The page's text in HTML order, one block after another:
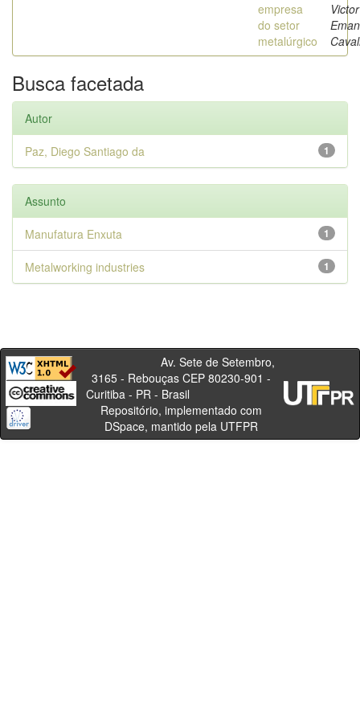
empresa
do setor
metalúrgico
Victor
Busca facetada
Autor
1
Paz, Diego Santiago da
Assunto
1
Manufatura Enxuta
1
Metalworking industries
Av. Sete de Setembro,
3165 - Rebouças CEP 80230-901 -
Curitiba - PR - Brasil
Repositório, implementado com
DSpace, mantido pela UTFPR